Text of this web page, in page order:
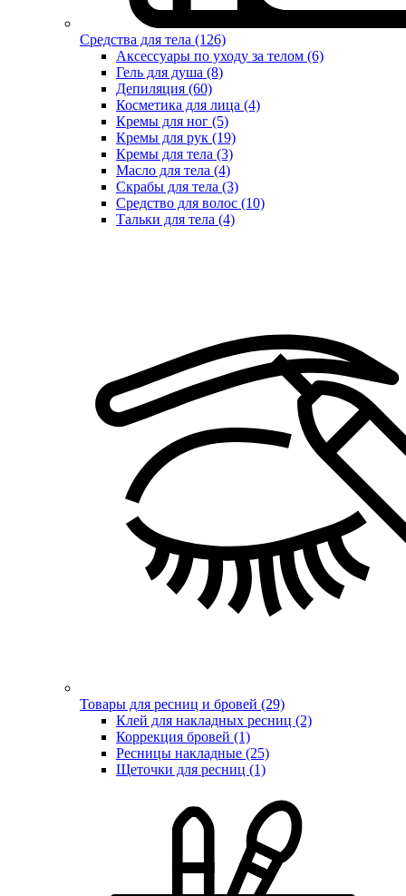
Средства для тела (126)
Аксессуары по уходу за телом (6)
Гель для душа (8)
Депиляция (60)
Косметика для лица (4)
Кремы для ног (5)
Кремы для рук (19)
Кремы для тела (3)
Масло для тела (4)
Скрабы для тела (3)
Средство для волос (10)
Тальки для тела (4)
Товары для ресниц и бровей (29)
Клей для накладных ресниц (2)
Коррекция бровей (1)
Ресницы накладные (25)
Щеточки для ресниц (1)